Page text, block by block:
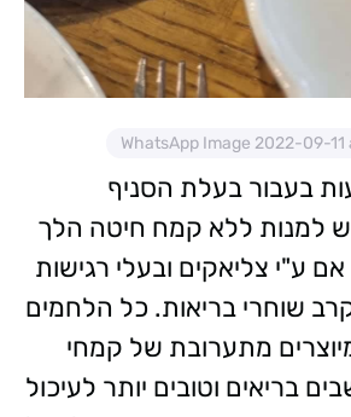
בעבור בעלת הסניף
למנות ללא קמח חיטה הלך
ע"י צליאקים ובעלי רגישות
שוחרי בריאות. כל הלחמים
מתערובת של קמחי
בריאים וטובים יותר לעיכול